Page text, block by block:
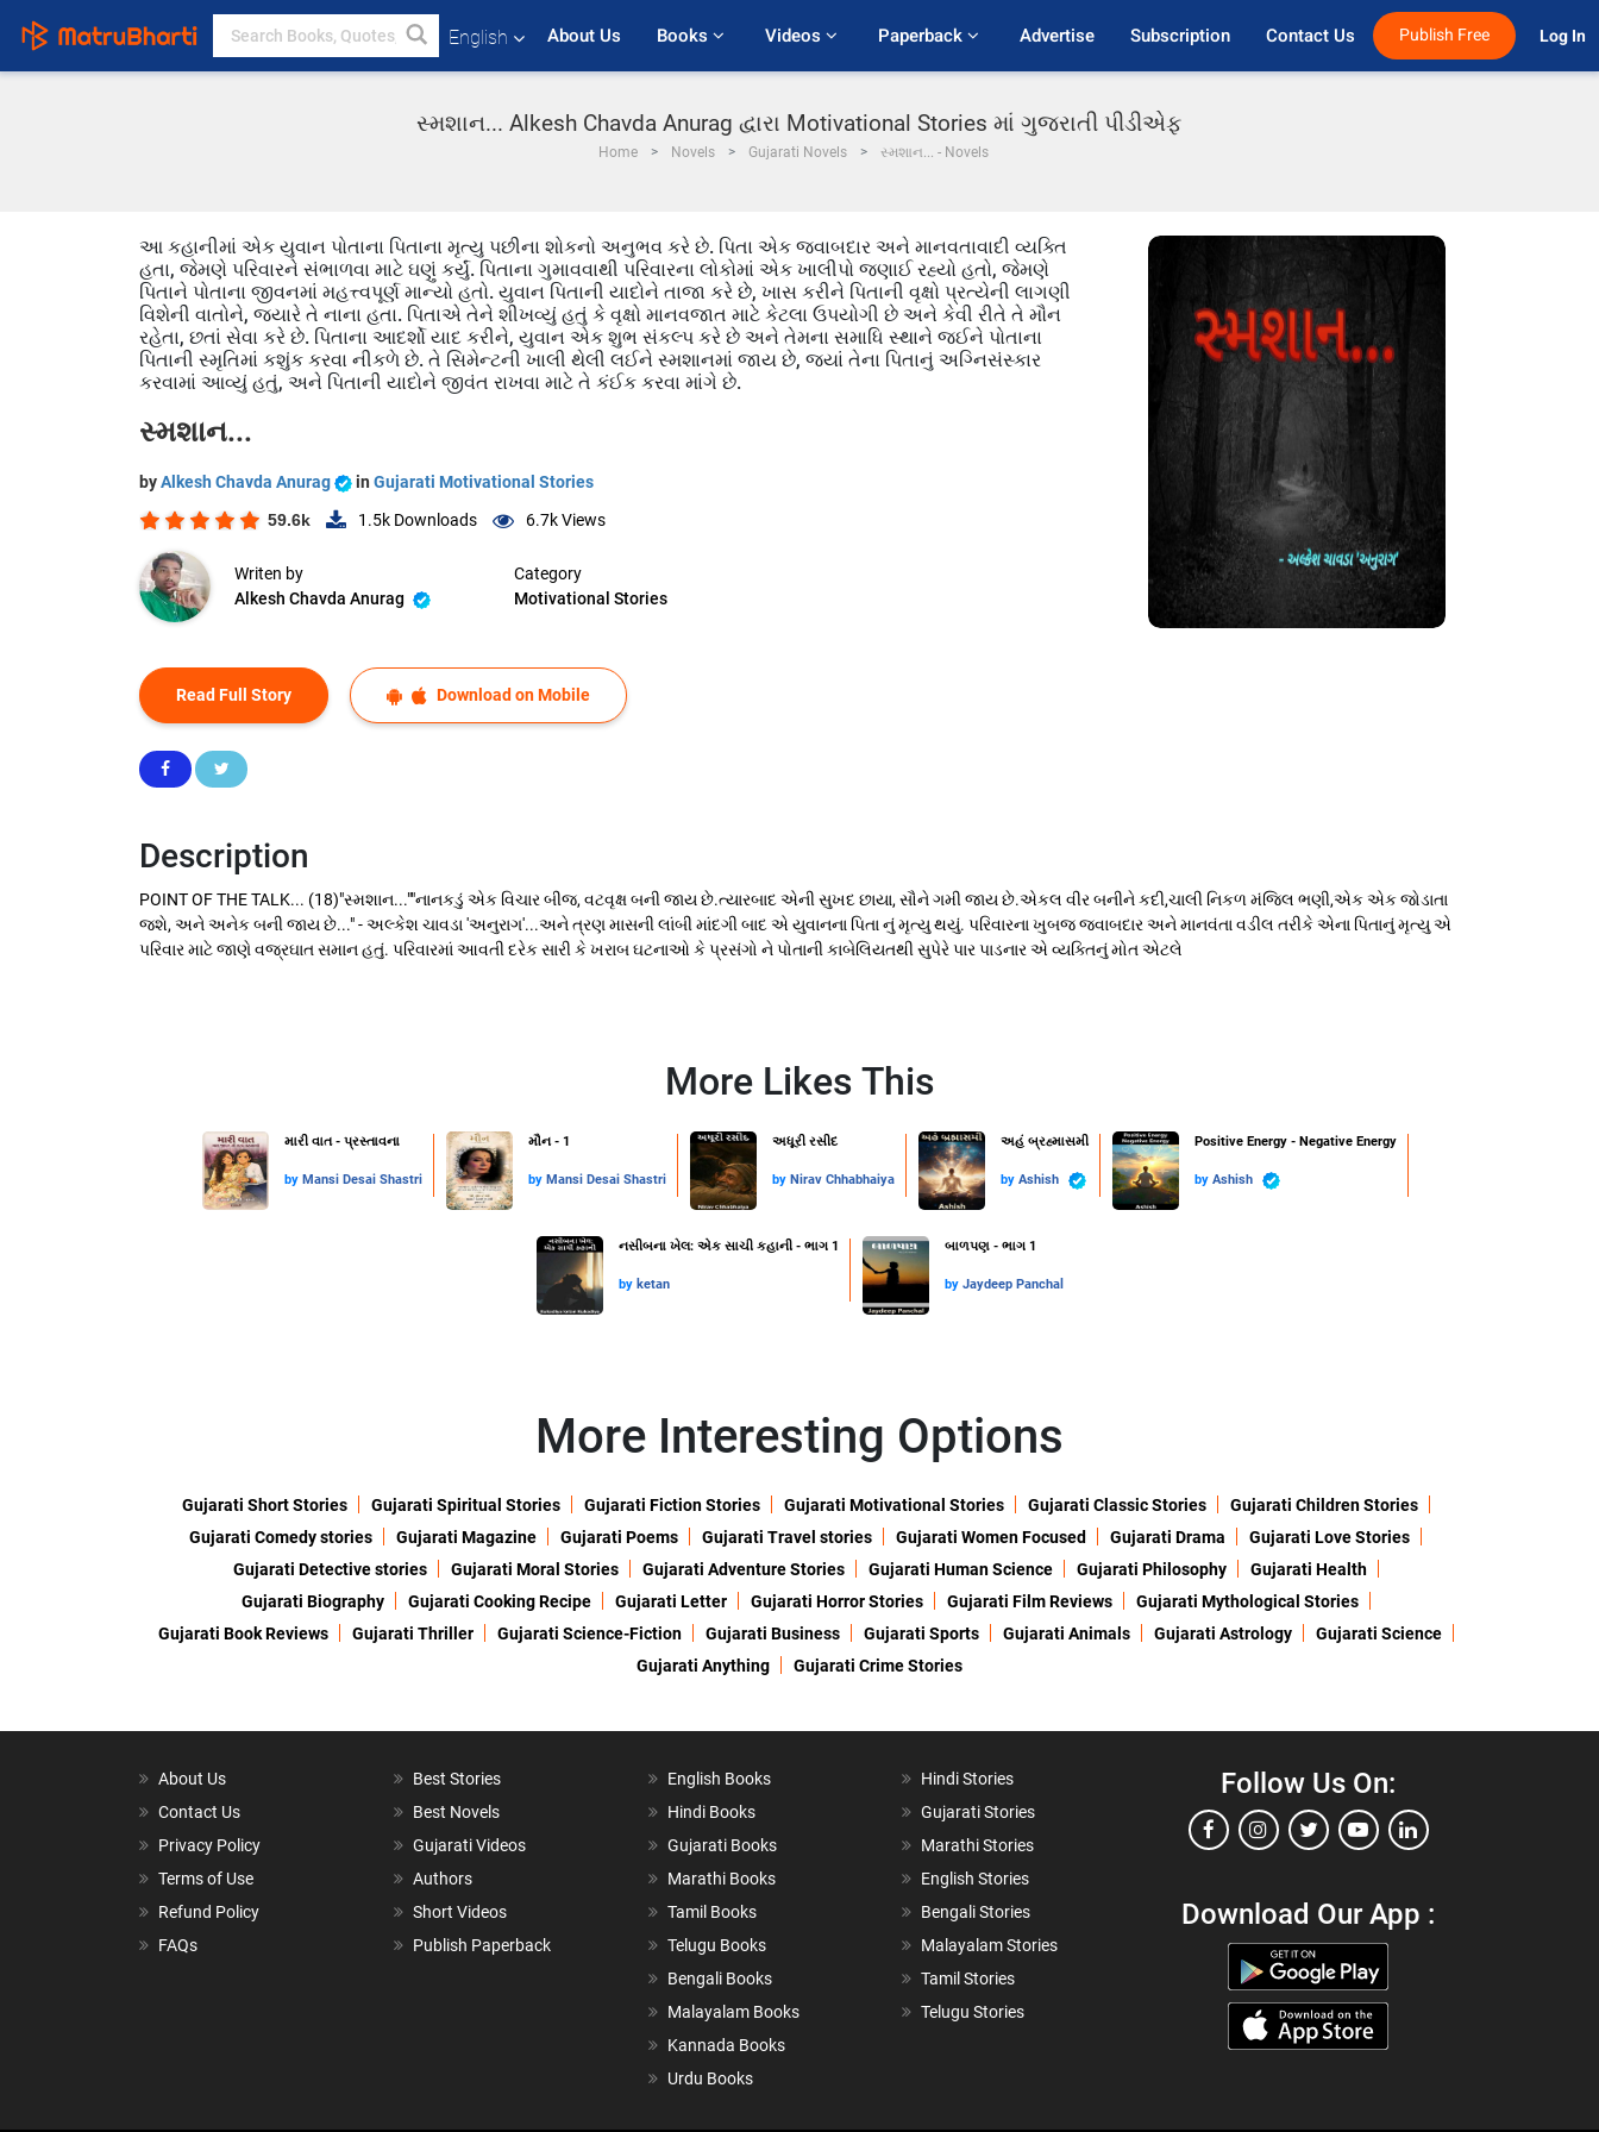
English About Us Books Videos Paperback Advertise Subscription Contact Us Publish Free Log In
સ્મશાન... Alkesh Chavda Anurag દ્વારા Motivational Stories માં ગુજરાતી પીડીએફ
Home Novels Gujarati Novels સ્મશાન... - Novels
આ કહાનીમાં એક યુવાન પોતાના પિતાના મૃત્યુ પછીના શોકનો અનુભવ કરે છે. પિતા એક જવાબદાર અને માનવતાવાદી વ્યક્તિ
હતા, જેમણે પરિવારને સંભાળવા માટે ઘણું કર્યું. પિતાના ગુમાવવાથી પરિવારના લોકોમાં એક ખાલીપો જણાઈ રહ્યો હતો, જેમણે
પિતાને પોતાના જીવનમાં મહત્ત્વપૂર્ણ માન્યો હતો. યુવાન પિતાની યાદોને તાજા કરે છે, ખાસ કરીને પિતાની વૃક્ષો પ્રત્યેની લાગણી
વિશેની વાતોને, જ્યારે તે નાના હતા. પિતાએ તેને શીખવ્યું હતું કે વૃક્ષો માનવજાત માટે કેટલા ઉપયોગી છે અને કેવી રીતે તે મૌન
રહેતા, છતાં સેવા કરે છે. પિતાના આદર્શો યાદ કરીને, યુવાન એક શુભ સંકલ્પ કરે છે અને તેમના સમાધિ સ્થાને જઈને પોતાના
પિતાની સ્મૃતિમાં કશુંક કરવા નીકળે છે. તે સિમેન્ટની ખાલી થેલી લઈને સ્મશાનમાં જાય છે, જ્યાં તેના પિતાનું અગ્નિસંસ્કાર
કરવામાં આવ્યું હતું, અને પિતાની યાદોને જીવંત રાખવા માટે તે કંઈક કરવા માંગે છે.
સ્મશાન...
byAlkesh Chavda Anurag in Gujarati Motivational Stories
59.6k 1.5k Downloads 6.7kViews
Writen by
Alkesh Chavda Anurag
Category
Motivational Stories
Read Full Story Download on Mobile
Description
POINT OF THE TALK... (18)"સ્મશાન...""નાનકડું એક વિચાર બીજ, વટવૃક્ષ બની જાય છે.ત્યારબાદ એની સુખદ છાયા, સૌને ગમી જાય છે.એકલ વીર બનીને કદી,ચાલી નિકળ મંજિલ ભણી,એક એક જોડાતા
જશે, અને અનેક બની જાય છે..." - અલ્કેશ ચાવડા 'અનુરાગ'...અને ત્રણ માસની લાંબી માંદગી બાદ એ યુવાનના પિતા નું મૃત્યુ થયું. પરિવારના ખુબજ જવાબદાર અને માનવંતા વડીલ તરીકે એના પિતાનું મૃત્યુ એ
પરિવાર માટે જાણે વજ્રઘાત સમાન હતું. પરિવારમાં આવતી દરેક સારી કે ખરાબ ઘટનાઓ કે પ્રસંગો ને પોતાની કાબેલિયતથી સુપેરે પાર પાડનાર એ વ્યક્તિનું મોત એટલે
More Likes This
મારી વાત - પ્રસ્તાવના
by Mansi Desai Shastri
મૌન - 1
by Mansi Desai Shastri
અધૂરી રસીદ
by Nirav Chhabhaiya
અહં બ્રહ્માસમી
by Ashish
Positive Energy - Negative Energy
by Ashish
નસીબના ખેલ: એક સાચી કહાની - ભાગ 1
by ketan
બાળપણ - ભાગ 1
by Jaydeep Panchal
More Interesting Options
Gujarati Short Stories Gujarati Spiritual Stories Gujarati Fiction Stories Gujarati Motivational Stories Gujarati Classic Stories
Gujarati Children Stories
Gujarati Comedy stories
Gujarati Magazine Gujarati Poems Gujarati Travel stories Gujarati Women Focused Gujarati Drama
Gujarati Love Stories
Gujarati Detective stories
Gujarati Moral Stories Gujarati Adventure Stories Gujarati Human Science Gujarati Philosophy
Gujarati Health
Gujarati Biography
Gujarati Cooking Recipe Gujarati Letter Gujarati Horror Stories Gujarati Film Reviews
Gujarati Mythological Stories
Gujarati Book Reviews
Gujarati Thriller Gujarati Science-Fiction Gujarati Business Gujarati Sports Gujarati Animals Gujarati Astrology
Gujarati Science
Gujarati Anything
Gujarati Crime Stories
About Us
Contact Us
Privacy Policy
Terms of Use
Refund Policy
FAQs
Best Stories
Best Novels
Gujarati Videos
Authors
Short Videos
Publish Paperback
English Books
Hindi Books
Gujarati Books
Marathi Books
Tamil Books
Telugu Books
Bengali Books
Malayalam Books
Kannada Books
Urdu Books
Hindi Stories
Gujarati Stories
Marathi Stories
English Stories
Bengali Stories
Malayalam Stories
Tamil Stories
Telugu Stories
Follow Us On:
Download Our App :